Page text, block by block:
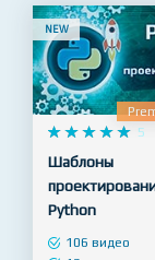
NEW
    
     5
Шаблоны